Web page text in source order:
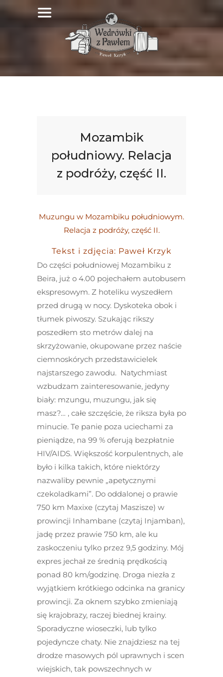
Mozambik
południowy. Relacja
z podróży, część II.
Muzungu w Mozambiku południowym.
Relacja z podróży, część II.
Tekst i zdjęcia: Paweł Krzyk
Do części południowej Mozambiku z
Beira, już o 4.00 pojechałem autobusem
ekspresowym. Z hoteliku wyszedłem
przed drugą w nocy. Dyskoteka obok i
tłumek piwoszy. Szukając rikszy
poszedłem sto metrów dalej na
skrzyżowanie, okupowane przez naście
ciemnoskórych przedstawicielek
najstarszego zawodu. Natychmiast
wzbudzam zainteresowanie, jedyny
biały: mzungu, muzungu, jak się
masz?… , całe szczęście, że riksza była po
minucie. Te panie poza uciechami za
pieniądze, na 99 % oferują bezpłatnie
HIV/AIDS. Większość korpulentnych, ale
było i kilka takich, które niektórzy
nazwaliby pewnie „apetycznymi
czekoladkami”. Do oddalonej o prawie
750 km Maxixe (czytaj Maszisze) w
prowincji Inhambane (czytaj Injamban),
jadę przez prawie 750 km, ale ku
zaskoczeniu tylko przez 9,5 godziny. Mój
expres jechał ze średnią prędkością
ponad 80 km/godzinę. Droga niezła z
wyjątkiem krótkiego odcinka na granicy
prowincji. Za oknem szybko zmieniają
się krajobrazy, raczej biednej krainy.
Sporadyczne wioseczki, lub tylko
pojedyncze chaty. Nie znajdziesz na tej
drodze masowych pól uprawnych i scen
wiejskich, tak powszechnych w